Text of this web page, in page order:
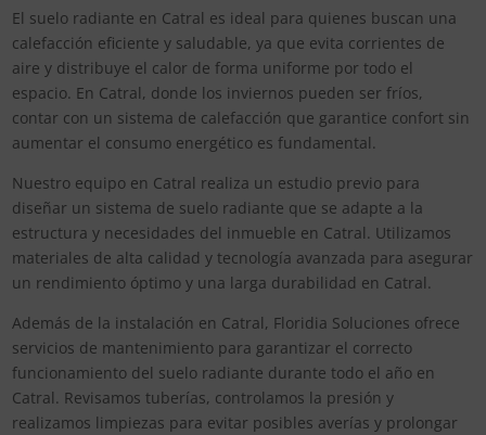
El suelo radiante en Catral es ideal para quienes buscan una
calefacción eficiente y saludable, ya que evita corrientes de
aire y distribuye el calor de forma uniforme por todo el
espacio. En Catral, donde los inviernos pueden ser fríos,
contar con un sistema de calefacción que garantice confort sin
aumentar el consumo energético es fundamental.
Nuestro equipo en Catral realiza un estudio previo para
diseñar un sistema de suelo radiante que se adapte a la
estructura y necesidades del inmueble en Catral. Utilizamos
materiales de alta calidad y tecnología avanzada para asegurar
un rendimiento óptimo y una larga durabilidad en Catral.
Además de la instalación en Catral, Floridia Soluciones ofrece
servicios de mantenimiento para garantizar el correcto
funcionamiento del suelo radiante durante todo el año en
Catral. Revisamos tuberías, controlamos la presión y
realizamos limpiezas para evitar posibles averías y prolongar